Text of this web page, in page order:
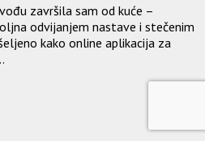
završila sam od kuće –
odvijanjem nastave i stečenim
kako online aplikacija za